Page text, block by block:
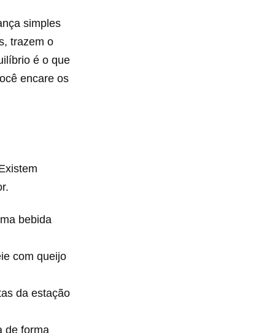
simples
trazem o
é o que
encare os
bebida
com queijo
da estação
de forma